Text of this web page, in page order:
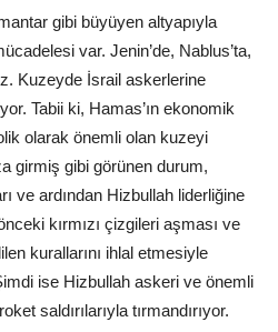
gibi büyüyen altyapıyla
var. Jenin’de, Nablus’ta,
Kuzeyde İsrail askerlerine
Tabii ki, Hamas’ın ekonomik
olarak önemli olan kuzeyi
girmiş gibi görünen durum,
ve ardından Hizbullah liderliğine
kırmızı çizgileri aşması ve
kurallarını ihlal etmesiyle
ise Hizbullah askeri ve önemli
saldırılarıyla tırmandırıyor.